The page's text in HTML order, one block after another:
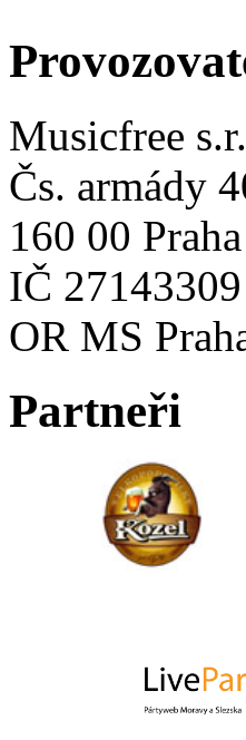
Musicfree
Čs. armády
160 00
IČ 27143309
OR MS
Partneři